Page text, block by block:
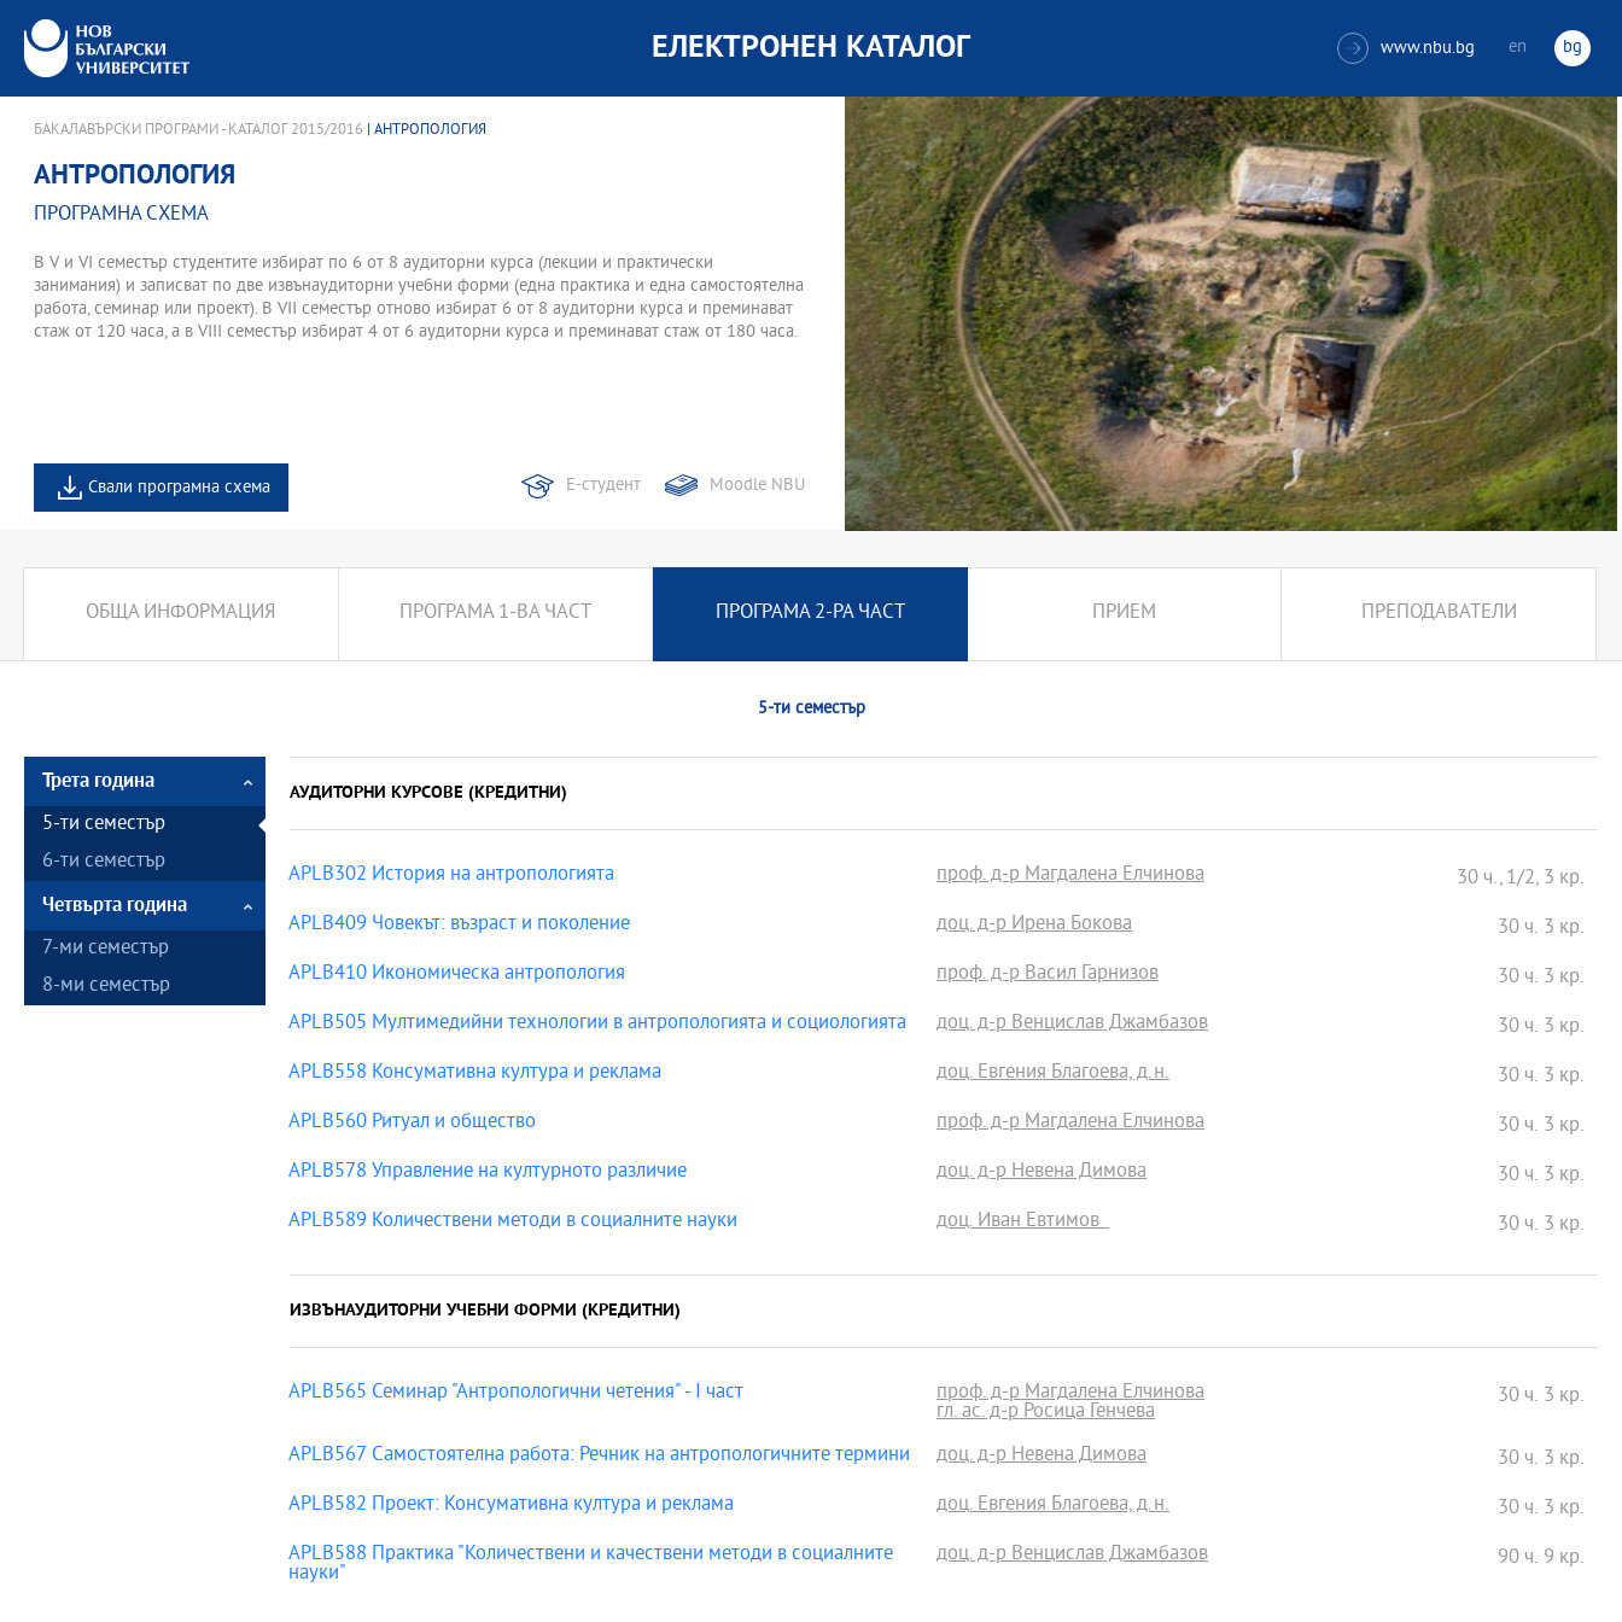
ЕЛЕКТРОНЕН КАТАЛОГ  www.nbu.bg en bg
БАКАЛАВЪРСКИ ПРОГРАМИ - КАТАЛОГ 2015/2016 | АНТРОПОЛОГИЯ
АНТРОПОЛОГИЯ
ПРОГРАМНА СХЕМА
В V и VI семестър студентите избират по 6 от 8 аудиторни курса (лекции и практически
занимания) и записват по две извънаудиторни учебни форми (една практика и една самостоятелна
работа, семинар или проект). В VII семестър отново избират 6 от 8 аудиторни курса и преминават
стаж от 120 часа, а в VIII семестър избират 4 от 6 аудиторни курса и преминават стаж от 180 часа.
Свали програмна схема Е-студент Moodle NBU
ОБЩА ИНФОРМАЦИЯ ПРОГРАМА 1-ВА ЧАСТ ПРОГРАМА 2-РА ЧАСТ ПРИЕМ ПРЕПОДАВАТЕЛИ
5-ти семестър
Трета година
5-ти семестър
6-ти семестър
Четвърта година
7-ми семестър
8-ми семестър
АУДИТОРНИ КУРСОВЕ (КРЕДИТНИ)
APLB302 История на антропологията проф. д-р Магдалена Елчинова
30 ч., 1/2, 3 кр.
APLB409 Човекът: възраст и поколение
доц. д-р Ирена Бокова
30 ч. 3 кр.
APLB410 Икономическа антропология
проф. д-р Васил Гарнизов
30 ч. 3 кр.
APLB505 Мултимедийни технологии в антропологията и социологията
доц. д-р Венцислав Джамбазов
30 ч. 3 кр.
APLB558 Консумативна култура и реклама
доц. Евгения Благоева, д.н.
30 ч. 3 кр.
APLB560 Ритуал и общество
проф. д-р Магдалена Елчинова
30 ч. 3 кр.
APLB578 Управление на културното различие
доц. д-р Невена Димова
30 ч. 3 кр.
APLB589 Количествени методи в социалните науки
доц. Иван Евтимов 30 ч. 3 кр.
ИЗВЪНАУДИТОРНИ УЧЕБНИ ФОРМИ (КРЕДИТНИ)
APLB565 Семинар "Антропологични четения" - І част проф. д-р Магдалена Елчинова
гл. ас. д-р Росица Генчева
30 ч. 3 кр.
APLB567 Самостоятелна работа: Речник на антропологичните термини доц. д-р Невена Димова
30 ч. 3 кр.
APLB582 Проект: Консумативна култура и реклама
доц. Евгения Благоева, д.н.
30 ч. 3 кр.
APLB588 Практика "Количествени и качествени методи в социалните
науки"
доц. д-р Венцислав Джамбазов 90 ч. 9 кр.